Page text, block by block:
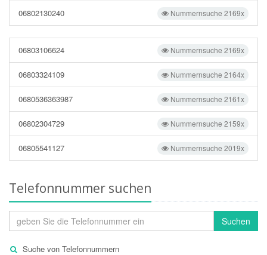
Nummernsuche 2169x
06802130240
Nummernsuche 2169x
06803106624
Nummernsuche 2164x
06803324109
Nummernsuche 2161x
0680536363987
Nummernsuche 2159x
06802304729
Nummernsuche 2019x
06805541127
Telefonnummer suchen
Suchen
Suche von Telefonnummern